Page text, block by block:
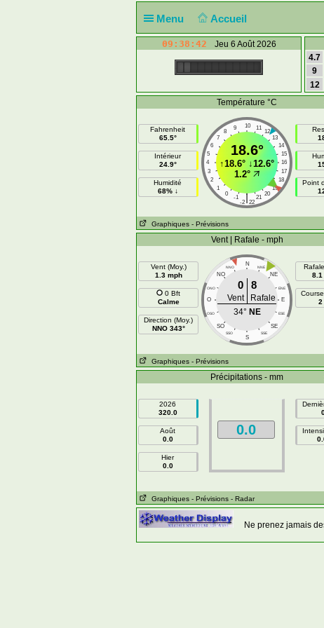
Menu Accueil
09:38:43 Jeu 6 Août 2026
4.7
9
12
Température °C
Fahrenheit
65.5°
Intérieur
24.9°
Humidité
68% ↓
10
9 11
8
12
7
13
6
14
5
15
4
16
3
17
2
18
1
19
0
20
-1 21
|
-2 22
18.6°
↑18.6° ↓12.6°
1.2°
Point
Graphiques - Prévisions
Vent | Rafale - mph
Vent (Moy.)
1.3 mph
0 Bft
Calme
Direction (Moy.)
NNO 343°
N
NNO NNE
NO NE
ONO ENE
O E
OSO ESE
SO SE
SSO SSE
S
0 8
Vent
Rafale
34° NE
8.1
2
Graphiques - Prévisions
Précipitations - mm
2026
320.0
Août
0.0
Hier
0.0
0.0
Graphiques - Prévisions - Radar
Ne prenez jamais